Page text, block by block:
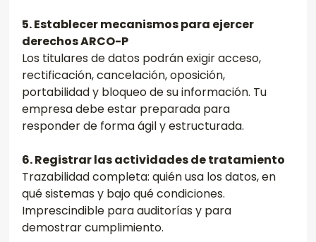
5. Establecer mecanismos para ejercer
derechos ARCO-P
Los titulares de datos podrán exigir acceso,
rectificación, cancelación, oposición,
portabilidad y bloqueo de su información. Tu
empresa debe estar preparada para
responder de forma ágil y estructurada.
6. Registrar las actividades de tratamiento
Trazabilidad completa: quién usa los datos, en
qué sistemas y bajo qué condiciones.
Imprescindible para auditorías y para
demostrar cumplimiento.